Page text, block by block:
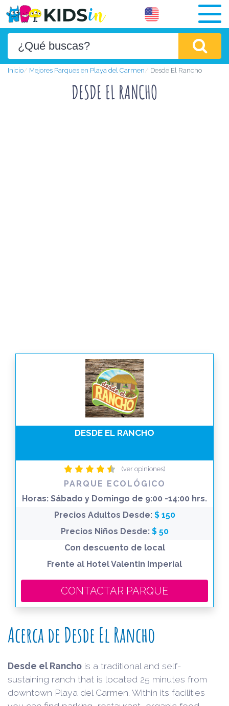
Inicio Mejores Parques en Playa del Carmen Desde El Rancho
DESDE EL RANCHO
DESDE EL RANCHO
(ver opiniones)
PARQUE ECOLÓGICO
Horas: Sábado y Domingo de 9:00 -14:00 hrs.
Precios Adultos Desde: $ 150
Precios Niños Desde: $ 50
Con descuento de local
Frente al Hotel Valentin Imperial
CONTACTAR PARQUE
Acerca de Desde El Rancho
Desde el Rancho is a traditional and self-
sustaining ranch that is located 25 minutes from
downtown Playa del Carmen. Within its facilities